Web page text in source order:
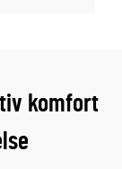
komfort